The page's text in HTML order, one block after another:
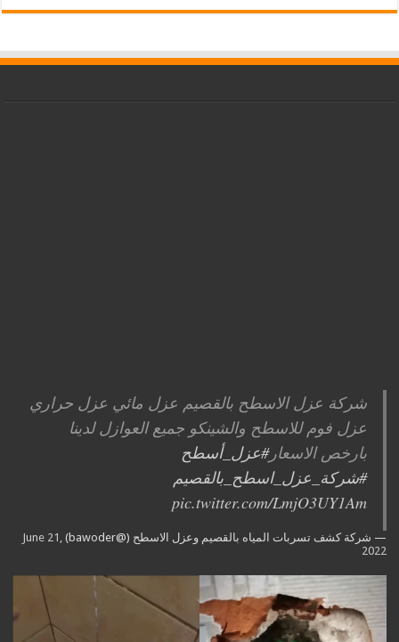
شركة عزل الاسطح بالقصيم عزل مائي عزل حراري
عزل فوم للاسطح والشينكو جميع العوازل لدينا
بارخص الاسعار#عزل_أسطح
#شركة_عزل_اسطح_بالقصيم
pic.twitter.com/LmjO3UY1Am
— شركة كشف تسربات المياه بالقصيم وعزل الاسطح (@bawoder)
June 21,
2022